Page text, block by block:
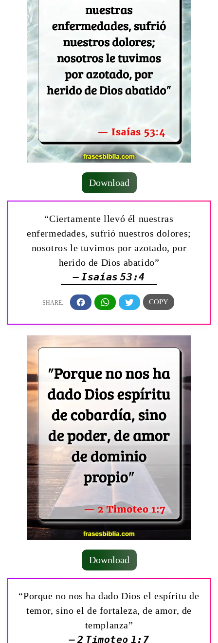
Download
“Ciertamente llevó él nuestras
enfermedades, sufrió nuestros dolores;
nosotros le tuvimos por azotado, por
herido de Dios abatido”
— Isaías 53:4
Download
“Porque no nos ha dado Dios el espíritu de
temor, sino el de fortaleza, de amor, de
templanza”
— 2 Timoteo 1:7